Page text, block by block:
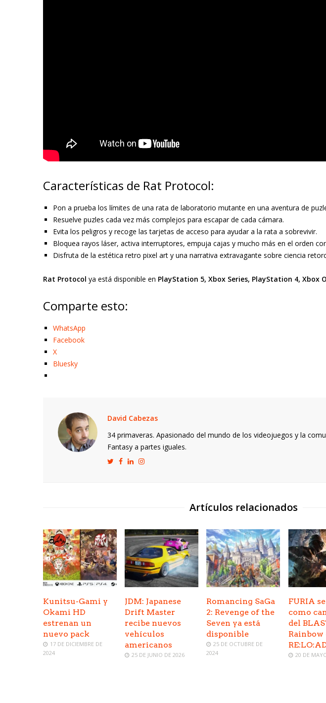
Características de Rat Protocol:
Pon a prueba los límites de una rata de laboratorio mutante en una aventura de
Resuelve puzles cada vez más complejos para escapar de cada cámara.
Evita los peligros y recoge las tarjetas de acceso para ayudar a la rata a sobrevivir.
Bloquea rayos láser, activa interruptores, empuja cajas y mucho más en el orden
Disfruta de la estética retro pixel art y una narrativa extravagante sobre ciencia
Rat Protocol ya está disponible en PlayStation 5, Xbox Series, PlayStation 4, Xbox
Comparte esto:
WhatsApp
Facebook
X
Bluesky
David Cabezas
34 primaveras. Apasionado del mundo de los videojuegos y la
Fantasy a partes iguales.
Artículos relacionados
Kunitsu-Gami y
Okami HD
estrenan un
nuevo pack
17 DE DICIEMBRE DE
2024
JDM: Japanese
Drift Master
recibe nuevos
vehículos
americanos
25 DE JUNIO DE 2026
Romancing SaGa
2: Revenge of the
Seven ya está
disponible
25 DE OCTUBRE DE
2024
FURIA
como
del
Rainbow
20 DE